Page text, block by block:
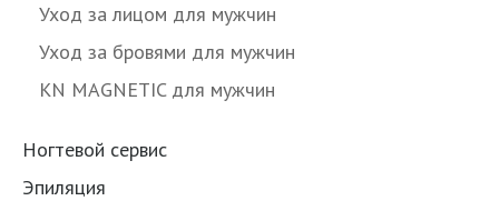
Уход за лицом для мужчин
Уход за бровями для мужчин
KN MAGNETIC для мужчин
Ногтевой сервис
Эпиляция